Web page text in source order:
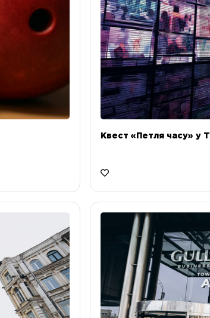
Квест «Петля часу» у